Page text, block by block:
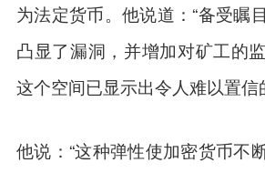
为法定货币。他说道：“备受瞩
凸显了漏洞，并增加对矿工的
这个空间已显示出令人难以置信
他说：“这种弹性使加密货币不